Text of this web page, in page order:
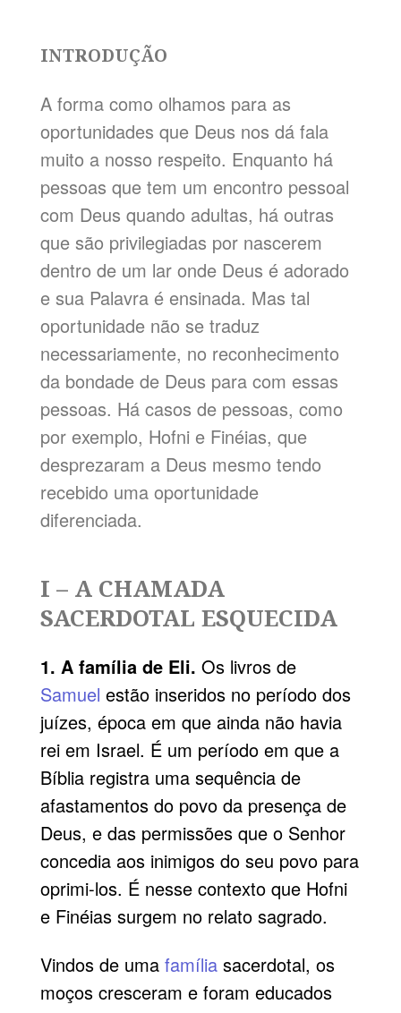
INTRODUÇÃO
A forma como olhamos para as
oportunidades que Deus nos dá fala
muito a nosso respeito. Enquanto há
pessoas que tem um encontro pessoal
com Deus quando adultas, há outras
que são privilegiadas por nascerem
dentro de um lar onde Deus é adorado
e sua Palavra é ensinada. Mas tal
oportunidade não se traduz
necessariamente, no reconhecimento
da bondade de Deus para com essas
pessoas. Há casos de pessoas, como
por exemplo, Hofni e Finéias, que
desprezaram a Deus mesmo tendo
recebido uma oportunidade
diferenciada.
I – A CHAMADA
SACERDOTAL ESQUECIDA
1. A família de Eli. Os livros de
Samuel estão inseridos no período dos
juízes, época em que ainda não havia
rei em Israel. É um período em que a
Bíblia registra uma sequência de
afastamentos do povo da presença de
Deus, e das permissões que o Senhor
concedia aos inimigos do seu povo para
oprimi-los. É nesse contexto que Hofni
e Finéias surgem no relato sagrado.
Vindos de uma famíliasacerdotal, os
moços cresceram e foram educados